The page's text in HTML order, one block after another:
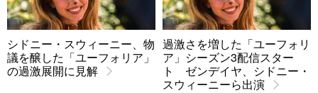
シドニー・スウィーニー、物
議を醸した「ユーフォリア」
の過激展開に見解
過激さを増した「ユーフォリ
ア」シーズン3配信スター
ト ゼンデイヤ、シドニー・
スウィーニーら出演